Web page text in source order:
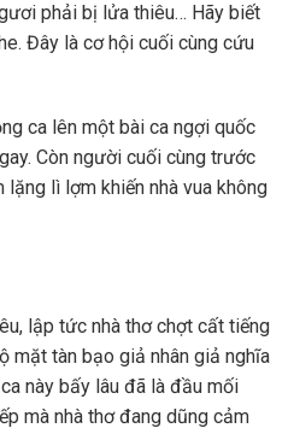
phải bị lửa thiêu… Hãy biết
Đây là cơ hội cuối cùng cứu
ca lên một bài ca ngợi quốc
Còn người cuối cùng trước
lì lợm khiến nhà vua không
lập tức nhà thơ chợt cất tiếng
mặt tàn bạo giả nhân giả nghĩa
này bấy lâu đã là đầu mối
mà nhà thơ đang dũng cảm